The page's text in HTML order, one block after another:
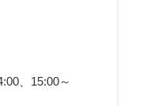
、15:00～